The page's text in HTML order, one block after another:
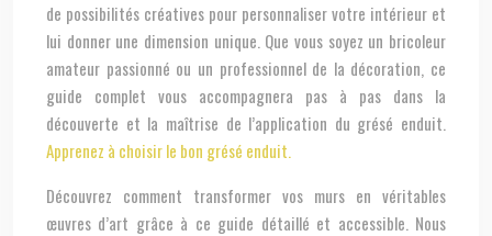
de possibilités créatives pour personnaliser votre intérieur et
lui donner une dimension unique. Que vous soyez un bricoleur
amateur passionné ou un professionnel de la décoration, ce
guide complet vous accompagnera pas à pas dans la
découverte et la maîtrise de l’application du grésé enduit.
Apprenez à choisir le bon grésé enduit.
Découvrez comment transformer vos murs en véritables
œuvres d’art grâce à ce guide détaillé et accessible. Nous